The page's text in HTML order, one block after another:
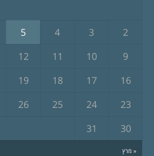
« מרץ
2
3
4
5
9
10
11
12
16
17
18
19
23
24
25
26
30
31